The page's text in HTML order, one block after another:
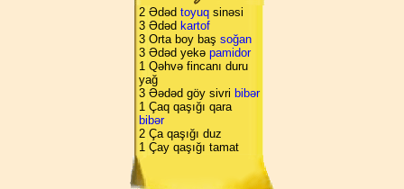
2 Ədəd toyuq sinəsi
3 Ədəd kartof
3 Orta boy baş soğan
3 Ədəd yekə pamidor
1 Qəhvə fincanı duru
yağ
3 Əədəd göy sivri bibər
1 Çaq qaşığı qara
bibər
2 Ça qaşığı duz
1 Çay qaşığı tamat